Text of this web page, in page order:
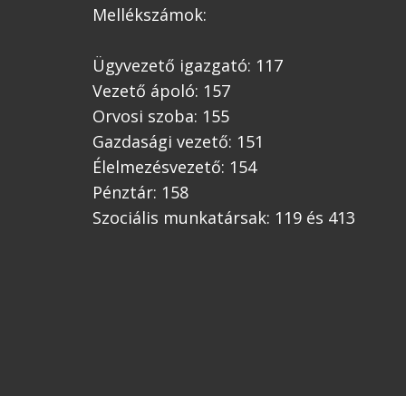
Mellékszámok:
Ügyvezető igazgató: 117
Vezető ápoló: 157
Orvosi szoba: 155
Gazdasági vezető: 151
Élelmezésvezető: 154
Pénztár: 158
Szociális munkatársak: 119 és 413